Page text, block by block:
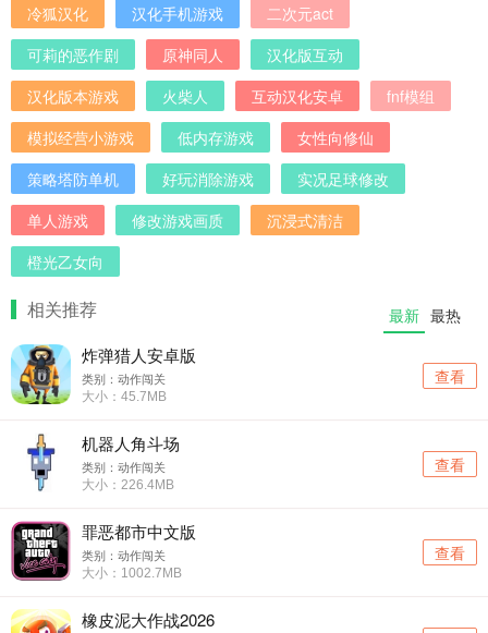
冷狐汉化 汉化手机游戏
二次元act
可莉的恶作剧
原神同人
汉化版互动
汉化版本游戏
火柴人 互动汉化安卓
fnf模组
模拟经营小游戏
低内存游戏
女性向修仙
策略塔防单机
好玩消除游戏
实况足球修改
单人游戏
修改游戏画质
沉浸式清洁
橙光乙女向
相关推荐 最新 最热
炸弹猎人安卓版
类别：动作闯关
大小：45.7MB
查看
机器人角斗场
类别：动作闯关
大小：226.4MB
查看
罪恶都市中文版
类别：动作闯关
大小：1002.7MB
查看
橡皮泥大作战2026